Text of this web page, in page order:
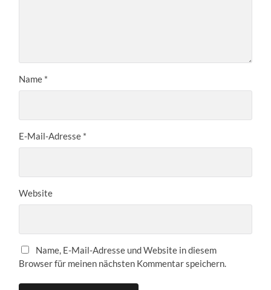
Name *
E-Mail-Adresse *
Website
Name, E-Mail-Adresse und Website in diesem
Browser für meinen nächsten Kommentar speichern.